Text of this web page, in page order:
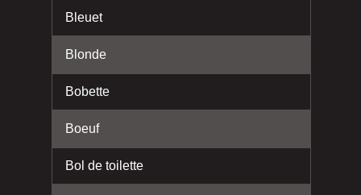
Bleuet
Blonde
Bobette
Boeuf
Bol de toilette